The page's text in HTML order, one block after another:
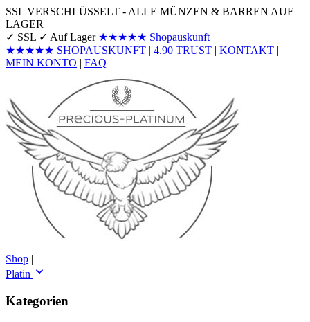
SSL VERSCHLÜSSELT - ALLE MÜNZEN & BARREN AUF
LAGER
✓ SSL ✓ Auf Lager ★★★★★ Shopauskunft
★★★★★ SHOPAUSKUNFT | 4.90 TRUST | KONTAKT |
MEIN KONTO | FAQ
Shop |
Platin
Kategorien